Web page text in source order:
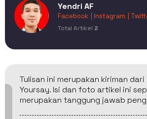
Yendri AF
Facebook | Instagram |
Total Artikel 2
Tulisan ini merupakan kiriman dari
Yoursay. Isi dan foto artikel ini
merupakan tanggung jawab